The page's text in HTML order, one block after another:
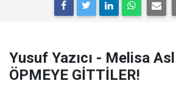
Yusuf Yazıcı - Melisa
ÖPMEYE GİTTİLER!